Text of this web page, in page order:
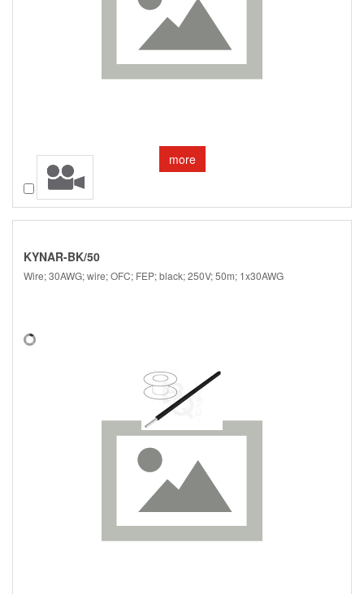
more
Compare
KYNAR-BK/50
Wire; 30AWG; wire; OFC; FEP; black; 250V; 50m; 1x30AWG